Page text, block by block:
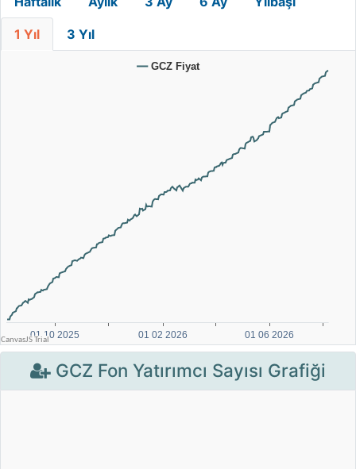
1 Yıl 3 Yıl
GCZ Fon Yatırımcı Sayısı Grafiği